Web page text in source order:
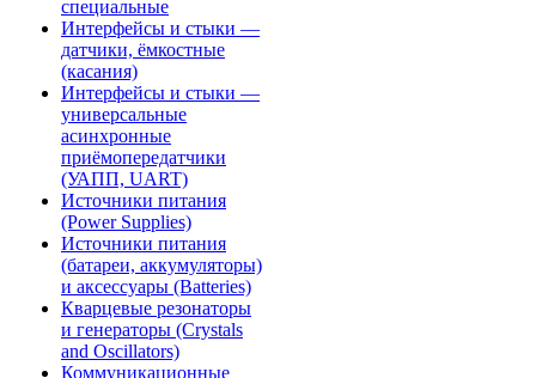
специальные
Интерфейсы и стыки —
датчики, ёмкостные
(касания)
Интерфейсы и стыки —
универсальные
асинхронные
приёмопередатчики
(УАПП, UART)
Источники питания
(Power Supplies)
Источники питания
(батареи, аккумуляторы)
и аксессуары (Batteries)
Кварцевые резонаторы
и генераторы (Crystals
and Oscillators)
Коммуникационные